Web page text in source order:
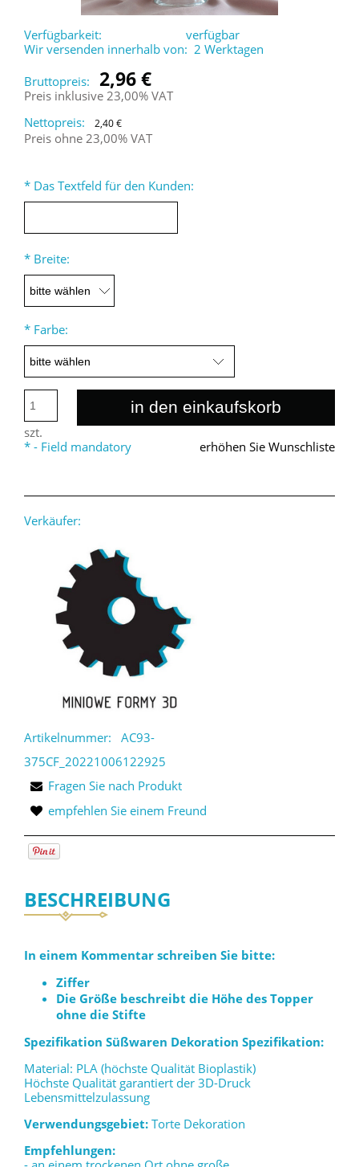
Verfügbarkeit:
verfügbar
Wir versenden innerhalb von: 2 Werktagen
Bruttopreis:
2,96 €
Preis inklusive 23,00% VAT
Nettopreis:
2,40 €
Preis ohne 23,00% VAT
* Das Textfeld für den Kunden:
* Breite:
* Farbe:
szt.
in den einkaufskorb
erhöhen Sie Wunschliste
* - Field mandatory
Verkäufer:
Artikelnummer:
AC93-
375CF_20221006122925
Fragen Sie nach Produkt
empfehlen Sie einem Freund
BESCHREIBUNG
In einem Kommentar schreiben Sie bitte:
Ziffer
Die Größe beschreibt die Höhe des Topper
ohne die Stifte
Spezifikation Süßwaren Dekoration Spezifikation:
Material: PLA (höchste Qualität Bioplastik)
Höchste Qualität garantiert der 3D-Druck
Lebensmittelzulassung
Verwendungsgebiet: Torte Dekoration
Empfehlungen: